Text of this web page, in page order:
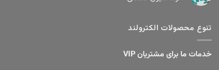
تنوع محصولات الکترولند
خدمات ما برای مشتریان VIP